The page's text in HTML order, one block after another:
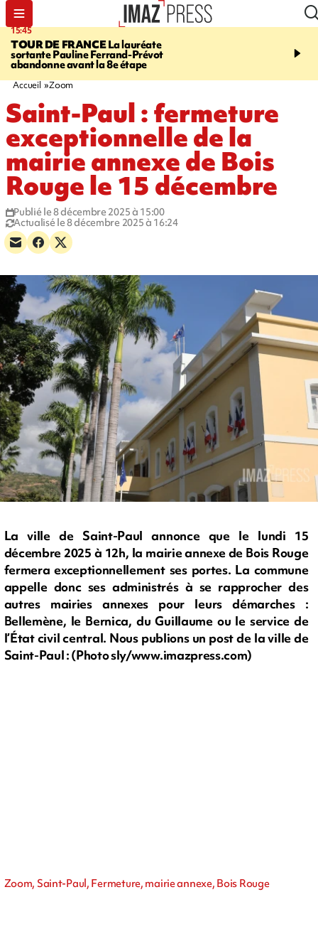
15:45
TOUR DE FRANCELa lauréate
sortante Pauline Ferrand-Prévot
abandonne avant la 8e étape
20:17
routière, concours de
Accueil Zoom
Saint-Paul : fermeture
exceptionnelle de la
mairie annexe de Bois
Rouge le 15 décembre
Publié le 8 décembre 2025 à 15:00
Actualisé le 8 décembre 2025 à 16:24
La ville de Saint-Paul annonce que le lundi 15
décembre 2025 à 12h, la mairie annexe de Bois Rouge
fermera exceptionnellement ses portes. La commune
appelle donc ses administrés à se rapprocher des
autres mairies annexes pour leurs démarches :
Bellemène, le Bernica, du Guillaume ou le service de
l’État civil central. Nous publions un post de la ville de
Saint-Paul : (Photo sly/www.imazpress.com)
Zoom, Saint-Paul, Fermeture, mairie annexe, Bois Rouge